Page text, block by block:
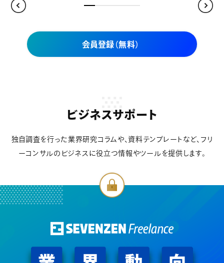
会員登録（無料）
ビジネスサポート
独自調査を行った業界研究コラムや、資料テンプレートなど、フリ
ーコンサルのビジネスに役立つ情報やツールを提供します。